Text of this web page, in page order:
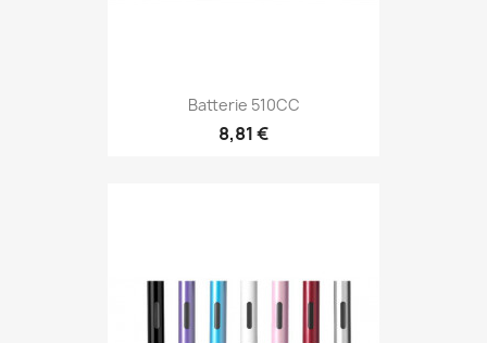
Batterie 510CC
8,81 €